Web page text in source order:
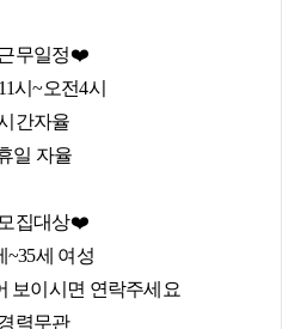
무일정❤️
시~오전4시
간자율
일 자율
집대상❤️
~35세 여성
보이시면 연락주세요
력무관